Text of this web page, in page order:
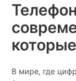
В мире, где